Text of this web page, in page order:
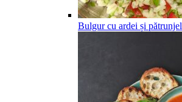
Bulgur cu ardei și pătrunjel